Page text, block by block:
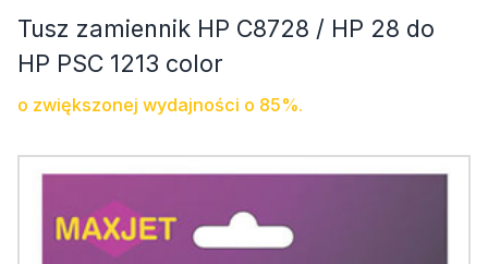
Tusz zamiennik HP C8728 / HP 28 do
HP PSC 1213 color
o zwiększonej wydajności o 85%.